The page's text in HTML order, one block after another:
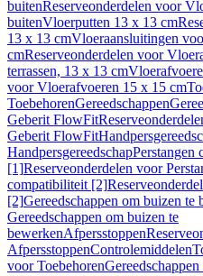
buitenReserveonderdelen voor
buitenVloerputten 13 x 13 cm
13 x 13 cmVloeraansluitingen
cmReserveonderdelen voor
terrassen, 13 x 13 cm
voor Vloerafvoeren 15 x 15 cm
ToebehorenGereedschappen
Geberit FlowFit
Geberit FlowFit
HandpersgereedschapPerstangen
[1]Reserveonderdelen voor
compatibiliteit [2]
[2]Gereedschappen om buizen te
Gereedschappen om buizen te
bewerkenAfpersstoppen
AfpersstoppenControlemiddelen
voor Toebehoren